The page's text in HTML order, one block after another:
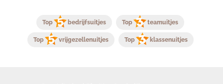
Top bedrijfsuitjes Top teamuitjes
Top vrijgezellenuitjes Top klassenuitjes